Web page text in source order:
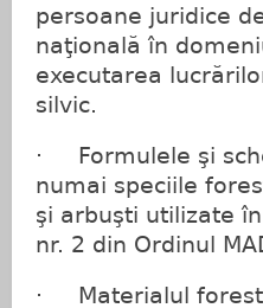
persoane juridice
naţională în
executarea
silvic.
· Formulele şi
numai speciile
şi arbuşti utilizate
nr. 2 din Ordinul
· Materialul